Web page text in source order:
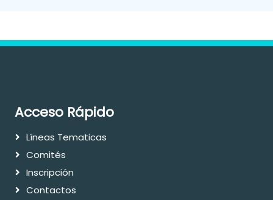
Acceso Rápido
Líneas Tematicas
Comités
Inscripción
Contactos